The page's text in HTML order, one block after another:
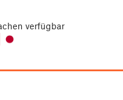
verfügbar